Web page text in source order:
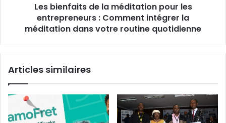
Comment
dans
routine
Les bienfaits de la méditation pour les
entrepreneurs : Comment intégrer la
méditation dans votre routine quotidienne
Articles similaires